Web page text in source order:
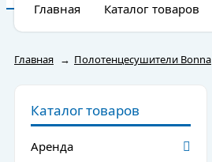
Главная Каталог товаров
Главная → Полотенцесушители Bonna
Каталог товаров
Аренда